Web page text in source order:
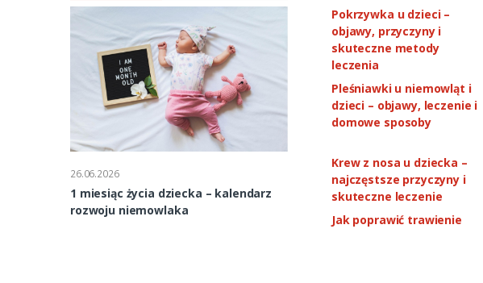
26.06.2026
1 miesiąc życia dziecka – kalendarz
rozwoju niemowlaka
2 miesiąc życia dziecka – kalendarz
Pokrzywka u dzieci –
objawy, przyczyny i
skuteczne metody
leczenia
Pleśniawki u niemowląt i
dzieci – objawy, leczenie i
domowe sposoby
Krew z nosa u dziecka –
najczęstsze przyczyny i
skuteczne leczenie
Jak poprawić trawienie